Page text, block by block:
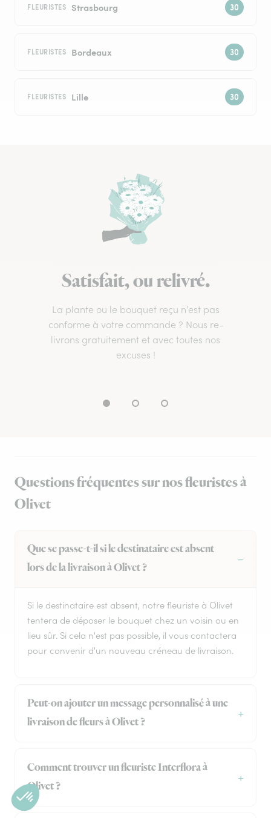
FLEURISTES Strasbourg
FLEURISTES Bordeaux
FLEURISTES Lille
Satisfait, ou relivré.
La plante ou le bouquet reçu n’est pas
conforme à votre commande ? Nous re-
livrons gratuitement et avec toutes nos
excuses !
Questions fréquentes sur nos fleuristes à
Olivet
Que se passe-t-il si le destinataire est absent
lors de la livraison à Olivet ?
Si le destinataire est absent, notre fleuriste à Olivet
tentera de déposer le bouquet chez un voisin ou en
lieu sûr. Si cela n'est pas possible, il vous contactera
pour convenir d'un nouveau créneau de livraison.
Peut-on ajouter un message personnalisé à une
livraison de fleurs à Olivet ?
Comment trouver un fleuriste Interflora à
Olivet ?